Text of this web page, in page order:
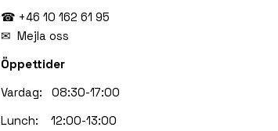
☎ +46 10 162 61 95
✉ Mejla oss
Öppettider
Vardag: 08:30-17:00
Lunch: 12:00-13:00